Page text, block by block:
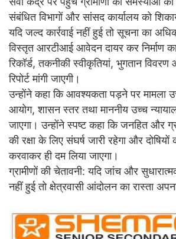
संबंधित विभागों और सांसद कार्यालय को
यदि जल्द कार्रवाई नहीं हुई तो सूचना का
विस्तृत आरटीआई आवेदन दायर कर निर्माण
रिकॉर्ड, तकनीकी स्वीकृतियां, भुगतान
रिपोर्ट मांगी जाएगी।
उन्होंने कहा कि आवश्यकता पड़ने पर मामला
आयोग, शासन स्तर तथा माननीय उच्च
जाएगा। उन्होंने स्पष्ट कहा कि जनहित और
की रक्षा के लिए संघर्ष जारी रहेगा और
करवाकर ही दम लिया जाएगा।
ग्रामीणों की चेतावनी: यदि जांच और
नहीं हुई तो क्षेत्रवासी आंदोलन का रास्ता